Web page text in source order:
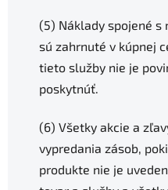
(5) Náklady spojené s
sú zahrnuté v kúpnej
tieto služby nie je
poskytnúť.
(6) Všetky akcie a
vypredania zásob,
produkte nie je